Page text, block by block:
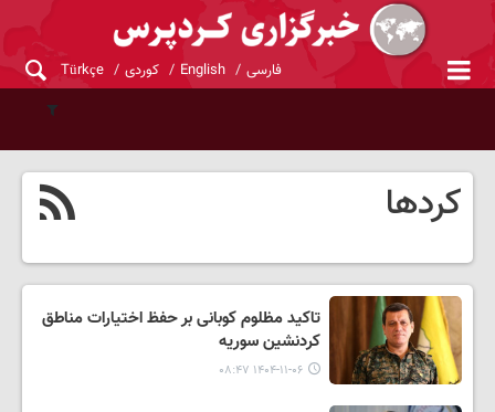
فارسی English کوردی Türkçe
کردها
تاکید مظلوم کوبانی بر حفظ اختیارات مناطق
کردنشین سوریه
۱۴۰۴-۱۱-۰۶ ۰۸:۴۷